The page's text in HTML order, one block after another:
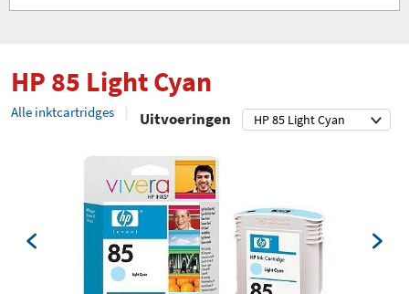
HP 85 Light Cyan
Alle inktcartridges Uitvoeringen